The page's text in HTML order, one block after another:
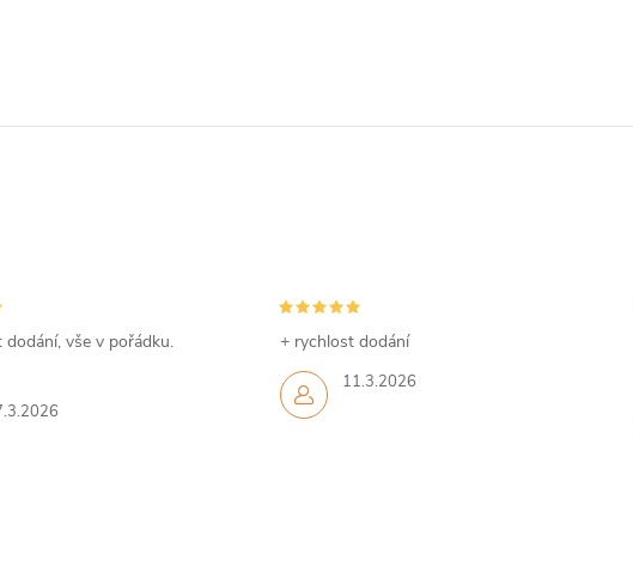
vše v pořádku.
11.3.2026
+ rychlost dodání